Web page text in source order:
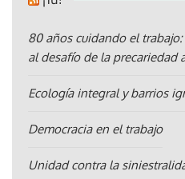
80 años cuidando el
al desafío de la precariedad
Ecología integral y barrios
Democracia en el trabajo
Unidad contra la